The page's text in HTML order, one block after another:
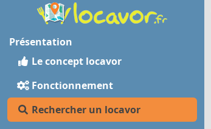
Présentation
Le concept locavor
Fonctionnement
Rechercher un locavor